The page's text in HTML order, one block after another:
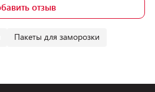
отзыв
Пакеты для заморозки